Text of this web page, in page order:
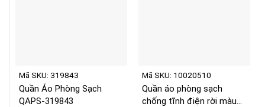
Mã SKU: 319843
Quần Áo Phòng Sạch
QAPS-319843
Mã SKU: 10020510
Quần áo phòng sạch
chống tĩnh điện rời màu